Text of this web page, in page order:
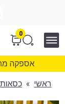
0
אספקה מהירה עד 7 ימי
ראשי » כסאות